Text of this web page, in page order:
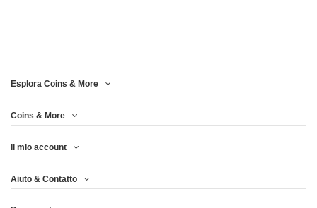
Esplora Coins & More
Coins & More
Il mio account
Aiuto & Contatto